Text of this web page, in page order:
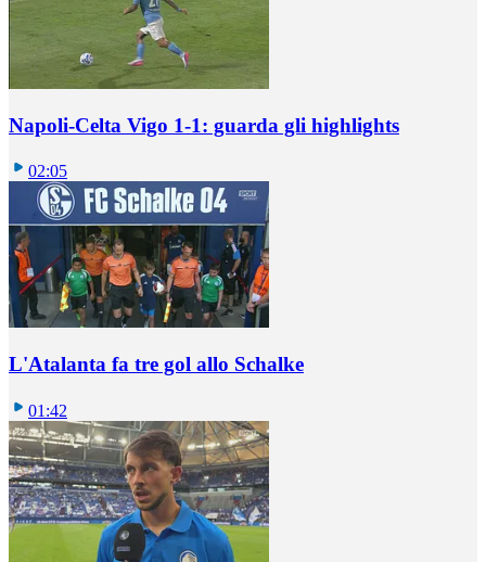
Napoli-Celta Vigo 1-1: guarda gli highlights
02:05
L'Atalanta fa tre gol allo Schalke
01:42